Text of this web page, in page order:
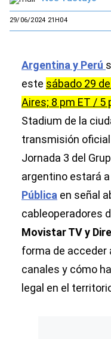
29/06/2024 21H04
Argentina y Perú
este sábado 29
Aires; 8 pm ET / 5
Stadium de la
transmisión
Jornada 3 del
argentino estará a
Pública en señal
cableoperadores
Movistar TV y
forma de acceder
canales y cómo
legal en el